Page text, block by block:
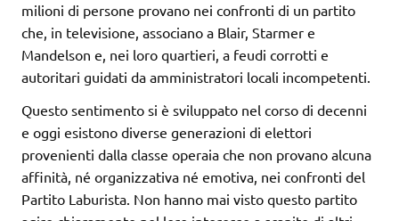
milioni di persone provano nei confronti di un partito
che, in televisione, associano a Blair, Starmer e
Mandelson e, nei loro quartieri, a feudi corrotti e
autoritari guidati da amministratori locali incompetenti.
Questo sentimento si è sviluppato nel corso di decenni
e oggi esistono diverse generazioni di elettori
provenienti dalla classe operaia che non provano alcuna
affinità, né organizzativa né emotiva, nei confronti del
Partito Laburista. Non hanno mai visto questo partito